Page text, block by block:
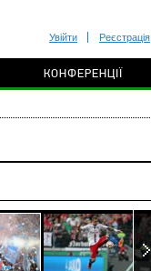
Увійти Реєстрація
КОНФЕРЕНЦІЇ